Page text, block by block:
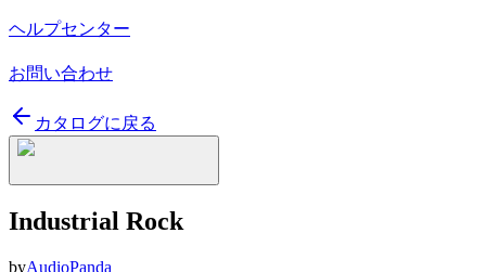
ヘルプセンター
お問い合わせ
カタログに戻る
Industrial Rock
byAudioPanda